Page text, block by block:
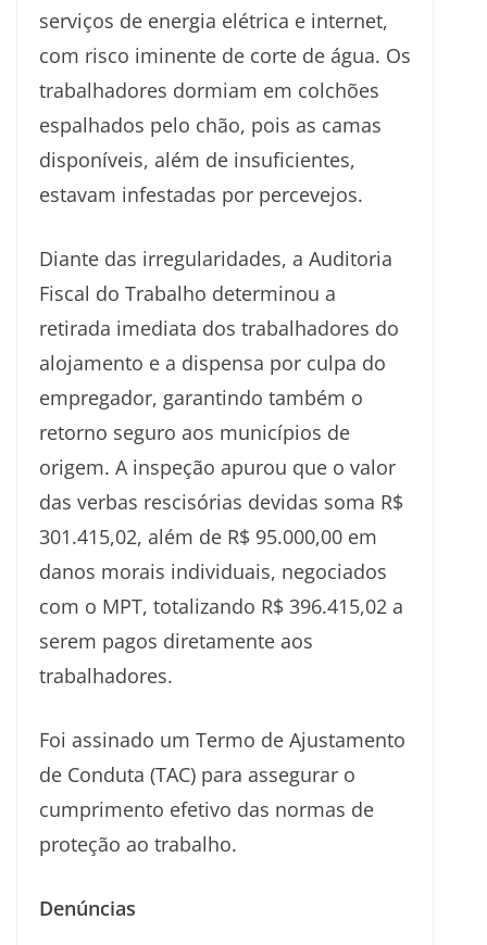
serviços de energia elétrica e internet,
com risco iminente de corte de água. Os
trabalhadores dormiam em colchões
espalhados pelo chão, pois as camas
disponíveis, além de insuficientes,
estavam infestadas por percevejos.
Diante das irregularidades, a Auditoria
Fiscal do Trabalho determinou a
retirada imediata dos trabalhadores do
alojamento e a dispensa por culpa do
empregador, garantindo também o
retorno seguro aos municípios de
origem. A inspeção apurou que o valor
das verbas rescisórias devidas soma R$
301.415,02, além de R$ 95.000,00 em
danos morais individuais, negociados
com o MPT, totalizando R$ 396.415,02 a
serem pagos diretamente aos
trabalhadores.
Foi assinado um Termo de Ajustamento
de Conduta (TAC) para assegurar o
cumprimento efetivo das normas de
proteção ao trabalho.
Denúncias